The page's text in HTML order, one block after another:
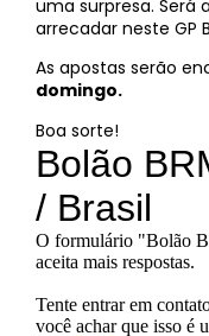
uma surpresa. Será
arrecadar neste GP
As apostas serão
domingo.
Boa sorte!